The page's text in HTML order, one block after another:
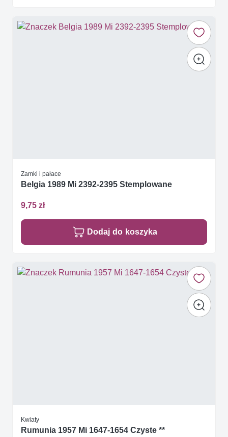
Zamki i pałace
Belgia 1989 Mi 2392-2395 Stemplowane
9,75 zł
Dodaj do koszyka
Kwiaty
Rumunia 1957 Mi 1647-1654 Czyste **